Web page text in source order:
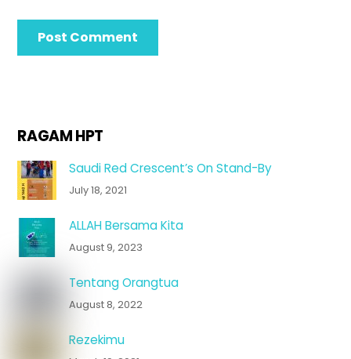
RAGAM HPT
Saudi Red Crescent’s On Stand-By
July 18, 2021
ALLAH Bersama Kita
August 9, 2023
Tentang Orangtua
August 8, 2022
Rezekimu